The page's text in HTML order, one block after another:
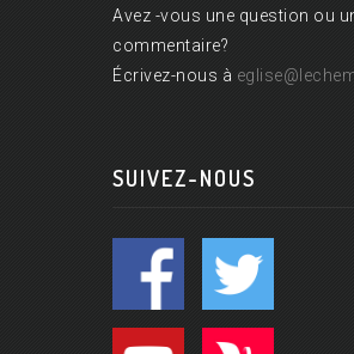
Avez -vous une question ou
commentaire?
Écrivez-nous à
SUIVEZ-NOUS